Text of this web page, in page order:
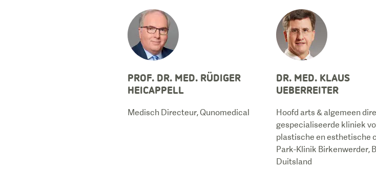
PROF. DR. MED. RÜDIGER
HEICAPPELL
Medisch Directeur, Qunomedical
DR. MED. KLAUS
UEBERREITER
Hoofd arts & algemeen
gespecialiseerde kliniek
plastische en esthetische
Park-Klinik Birkenwerder,
Duitsland